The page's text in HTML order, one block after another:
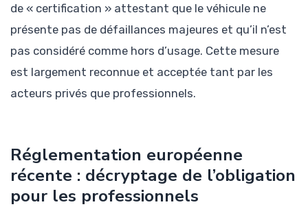
de « certification » attes­tant que le véhicule ne
présente pas de défaillances majeures et qu’il n’est
pas considéré comme hors d’usage. Cette mesure
est largement reconnue et acceptée tant par les
acteurs privés que professionnels.
Réglementation européenne
récente : décryptage de l’obligation
pour les professionnels